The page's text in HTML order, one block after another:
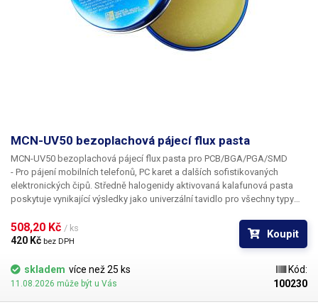
MCN-UV50 bezoplachová pájecí flux pasta
MCN-UV50 bezoplachová pájecí flux pasta pro PCB/BGA/PGA/SMD
- Pro pájení mobilních telefonů, PC karet a dalších sofistikovaných
elektronických čipů. Středně halogenidy aktivovaná kalafunová pasta
poskytuje vynikající výsledky jako univerzální tavidlo pro všechny typy
508,20 Kč / ks
420 Kč bez DPH
Koupit
skladem více než 25 ks
11.08.2026 může být u Vás
Kód:
100230